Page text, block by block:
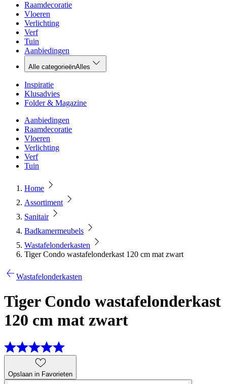
Raamdecoratie
Vloeren
Verlichting
Verf
Tuin
Aanbiedingen
Alle categorieënAlles
Inspiratie
Klusadvies
Folder & Magazine
Aanbiedingen
Raamdecoratie
Vloeren
Verlichting
Verf
Tuin
Home
Assortiment
Sanitair
Badkamermeubels
Wastafelonderkasten
Tiger Condo wastafelonderkast 120 cm mat zwart
Wastafelonderkasten
Tiger Condo wastafelonderkast
120 cm mat zwart
Opslaan in Favorieten